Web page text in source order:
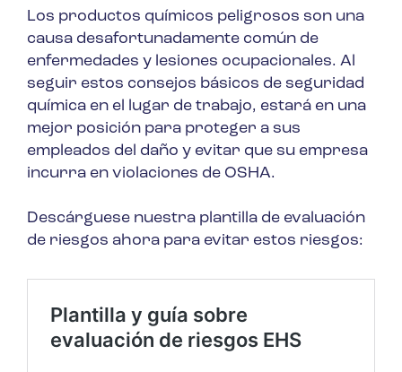
Los productos químicos peligrosos son una
causa desafortunadamente común de
enfermedades y lesiones ocupacionales. Al
seguir estos consejos básicos de seguridad
química en el lugar de trabajo, estará en una
mejor posición para proteger a sus
empleados del daño y evitar que su empresa
incurra en violaciones de OSHA.
Descárguese nuestra plantilla de evaluación
de riesgos ahora para evitar estos riesgos: